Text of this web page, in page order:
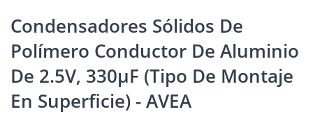
Condensadores Sólidos De
Polímero Conductor De Aluminio
De 2.5V, 330μF (tipo De Montaje
En Superficie) - AVEA